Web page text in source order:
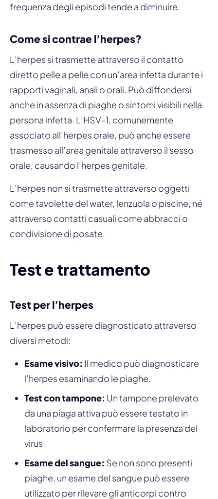
frequenza degli episodi tende a diminuire.
Come si contrae l’herpes?
L’herpes si trasmette attraverso il contatto
diretto pelle a pelle con un’area infetta durante i
rapporti vaginali, anali o orali. Può diffondersi
anche in assenza di piaghe o sintomi visibili nella
persona infetta. L’HSV-1, comunemente
associato all’herpes orale, può anche essere
trasmesso all’area genitale attraverso il sesso
orale, causando l’herpes genitale.
L’herpes non si trasmette attraverso oggetti
come tavolette del water, lenzuola o piscine, né
attraverso contatti casuali come abbracci o
condivisione di posate.
Test e trattamento
Test per l’herpes
L’herpes può essere diagnosticato attraverso
diversi metodi:
Esame visivo: Il medico può diagnosticare
l’herpes esaminando le piaghe.
Test con tampone: Un tampone prelevato
da una piaga attiva può essere testato in
laboratorio per confermare la presenza del
virus.
Esame del sangue: Se non sono presenti
piaghe, un esame del sangue può essere
utilizzato per rilevare gli anticorpi contro